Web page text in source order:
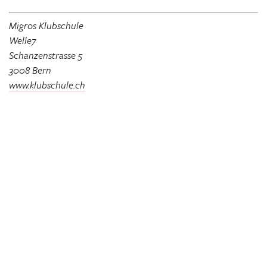
Migros Klubschule
Welle7
Schanzenstrasse 5
3008 Bern
www.klubschule.ch